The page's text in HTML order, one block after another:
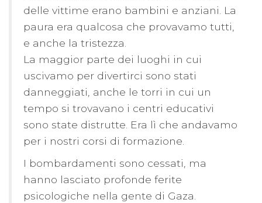
delle vittime erano bambini e anziani. La
paura era qualcosa che provavamo tutti,
e anche la tristezza.
La maggior parte dei luoghi in cui
uscivamo per divertirci sono stati
danneggiati, anche le torri in cui un
tempo si trovavano i centri educativi
sono state distrutte. Era lì che andavamo
per i nostri corsi di formazione.
I bombardamenti sono cessati, ma
hanno lasciato profonde ferite
psicologiche nella gente di Gaza.